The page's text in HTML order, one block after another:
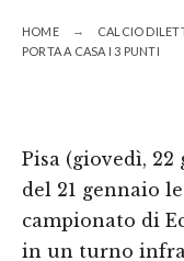
HOME CALCIO
PORTA A CASA I 3 PUNTI
Pisa (giovedì, 22
del 21 gennaio
campionato di
in un turno